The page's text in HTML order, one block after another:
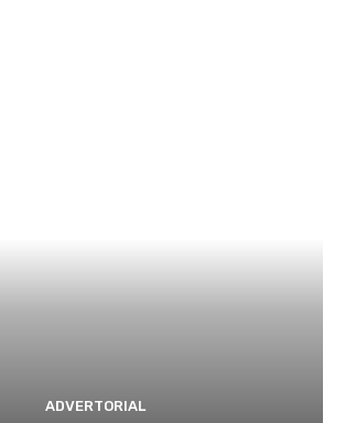
ADVERTORIAL